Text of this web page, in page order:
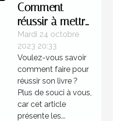
Comment
réussir à mettre
au point un
livre ?
Mardi 24 octobre
2023 20:33
Voulez-vous savoir
comment faire pour
réussir son livre ?
Plus de souci à vous,
car cet article
présente les...